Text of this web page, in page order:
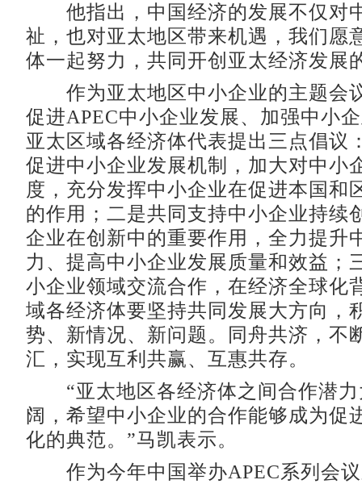
他指出，中国经济的发展不仅对
祉，也对亚太地区带来机遇，我们愿
体一起努力，共同开创亚太经济发展
作为亚太地区中小企业的主题会
促进APEC中小企业发展、加强中小
亚太区域各经济体代表提出三点倡议
促进中小企业发展机制，加大对中小
度，充分发挥中小企业在促进本国和
的作用；二是共同支持中小企业持续
企业在创新中的重要作用，全力提升
力、提高中小企业发展质量和效益；
小企业领域交流合作，在经济全球化
域各经济体要坚持共同发展大方向，
势、新情况、新问题。同舟共济，不
汇，实现互利共赢、互惠共存。
“亚太地区各经济体之间合作潜力
阔，希望中小企业的合作能够成为促
化的典范。”马凯表示。
作为今年中国举办APEC系列会议